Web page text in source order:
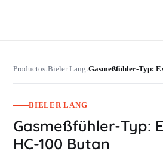
Productos›Bieler Lang›Gasmeßfühler-Typ:
BIELER LANG
Gasmeßfühler-Typ:
HC-100 Butan